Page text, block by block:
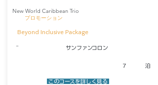
New World Caribbean Trio
​プロモーション
Beyond Inclusive Package
サンファン
​－ コロン
7 泊
​ このコースを詳しく見る